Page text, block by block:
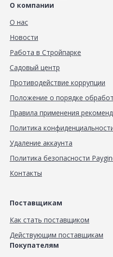
О компании
О нас
Новости
Работа в Стройпарке
Садовый центр
Противодействие коррупции
Положение о порядке
Правила применения
Политика
Удаление аккаунта
Политика безопасности
Контакты
Поставщикам
Как стать поставщиком
Действующим поставщикам
Покупателям